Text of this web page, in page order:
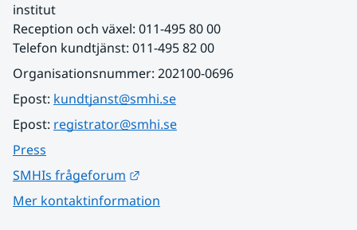
institut
Reception och växel: 011-495 80 00
Telefon kundtjänst: 011-495 82 00
Organisationsnummer: 202100-0696
Epost: kundtjanst@smhi.se
Epost: registrator@smhi.se
Press
SMHIs frågeforum
Mer kontaktinformation